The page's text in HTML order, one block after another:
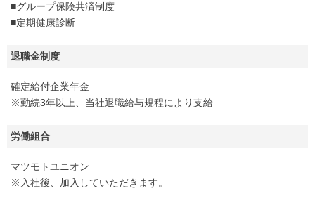
■グループ保険共済制度
■定期健康診断
退職金制度
確定給付企業年金
※勤続3年以上、当社退職給与規程により支給
労働組合
マツモトユニオン
※入社後、加入していただきます。